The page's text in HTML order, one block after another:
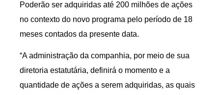
Poderão ser adquiridas até 200 milhões de ações
no contexto do novo programa pelo período de 18
meses contados da presente data.
“A administração da companhia, por meio de sua
diretoria estatutária, definirá o momento e a
quantidade de ações a serem adquiridas, as quais